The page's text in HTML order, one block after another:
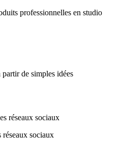
professionnelles en studio
de simples idées
réseaux sociaux
réseaux sociaux